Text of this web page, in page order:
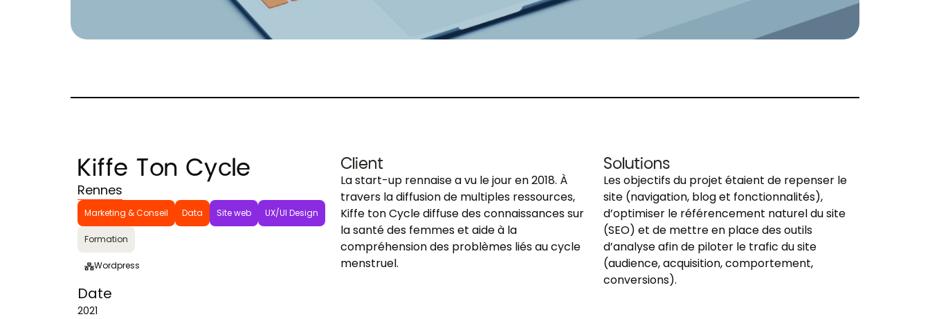
Kiffe Ton Cycle
Rennes
Marketing & Conseil Data Site web UX/UI Design
Formation
Wordpress
Date
2021
Client
La start-up rennaise a vu le jour en 2018. À
travers la diffusion de multiples ressources,
Kiffe ton Cycle diffuse des connaissances sur
la santé des femmes et aide à la
compréhension des problèmes liés au cycle
menstruel.
Solutions
Les objectifs du projet étaient de repenser le
site (navigation, blog et fonctionnalités),
d’optimiser le référencement naturel du site
(SEO) et de mettre en place des outils
d’analyse afin de piloter le trafic du site
(audience, acquisition, comportement,
conversions).